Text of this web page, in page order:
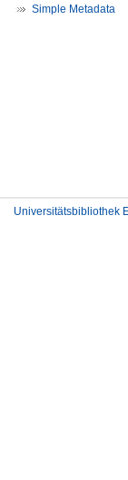
Simple Metadata
Universitätsbibliothek